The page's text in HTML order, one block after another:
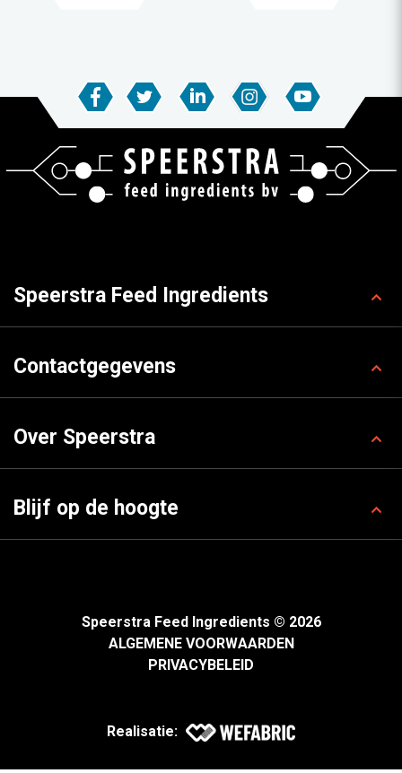
Speerstra Feed Ingredients
Contactgegevens
Over Speerstra
Blijf op de hoogte
Speerstra Feed Ingredients © 2026
ALGEMENE VOORWAARDEN
PRIVACYBELEID
Realisatie: